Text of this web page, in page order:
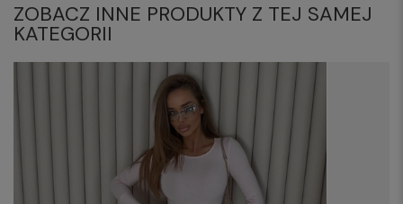
ZOBACZ INNE PRODUKTY Z TEJ SAMEJ
KATEGORII